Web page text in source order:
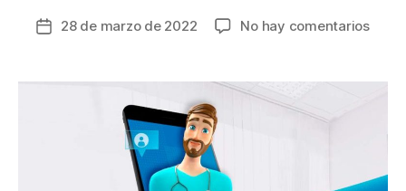
Fecha
entrada
28 de marzo de 2022 No hay comentariosen
fue
nos